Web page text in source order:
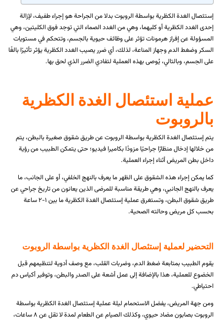
إستئصال الغدة الكظرية بواسطة الروبوت بدلا من الجراحة هو إجراء طفيف، لإزالة
إحدى الغدد الكظرية أو كليهما، وهي من الغدد الصماء التي توجد فوق الكليتين، وهي
المسؤولة عن إفراز هرمونات تؤثر على وظائف حيوية بالجسم، وتتحكم في مستويات
السكر وضغط الدم وجهاز المناعة، لذلك، أي ضرر يصيب الغدد الكظرية يؤثر تأثيرًا بالغًا
على الجسم، وبالتالي، يُوصى بهذه العملية لتفادي الضرر الذي لحق بها.
عملية استئصال الغدة الكظرية
بالروبوت
يتم إستئصال الغدة الكظرية بواسطة الروبوت عن طريق شقوق صغيرة بالبطن، يتم
من خلالها إدخال منظارًا جراحيًا مزودًا بكاميرا فيديو؛ حتى يتمكن الطبيب من رؤية
داخل بطن المريض أثناء إجراء العملية.
كما يمكن إجراء هذه الشقوق على الظهر ما يعرف بالنهج الخلفي، أو على الجانب، ما
يعرف بالنهج الجانبي، وهي طريقة مناسبة للمرضى الذين يعانون من تاريخ جراحي عن
طريق شقوق البطن، وتستغرق عملية إستئصال الغدة الكظرية ما بين ١-٢ ساعة
بحسب كل مريض وحالته الصحية.
التحضير لعملية إستئصال الغدة الكظرية بواسطة الروبوت
يقوم الطبيب بمتابعة ضغط الدم، وضربات القلب، مع وصف أدوية لتنظيمهم قبل
الخضوع للعملية، هذا بالإضافة إلى عمل أشعة على الصدر والبطن، وتوفير أكياس دم
احتياطي.
ومن جهة المريض، يفضل الاستحمام ليلة عملية إستئصال الغدة الكظرية بواسطة
الروبوت بصابون مضاد حيوي، وكذلك الصيام عن الطعام لمدة لا تقل عن ٨ ساعات،